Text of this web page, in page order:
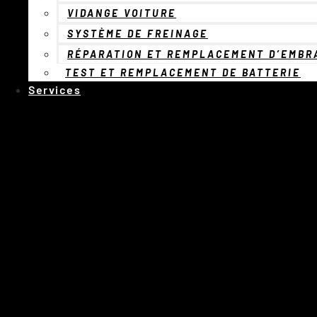
VIDANGE VOITURE
SYSTÈME DE FREINAGE
RÉPARATION ET REMPLACEMENT
TEST ET REMPLACEMENT DE BATTERIE
Services